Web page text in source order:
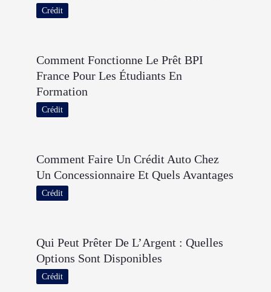
Crédit
Comment Fonctionne Le Prêt BPI
France Pour Les Étudiants En
Formation
Crédit
Comment Faire Un Crédit Auto Chez
Un Concessionnaire Et Quels Avantages
Crédit
Qui Peut Prêter De L’Argent : Quelles
Options Sont Disponibles
Crédit